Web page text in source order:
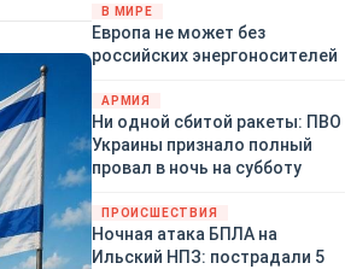
территориями Белгородской,
Брянской, Воронежской,
Курской, Липецкой,
Ростовской, Рязанской,
Самарской, Саратовской,
Тамбовской, Тульской
областей, Краснодарского
края, Республики Крым и над
акваторией Азовского моря.
В МИРЕ
Европа не может без
российских энергоносителей
АРМИЯ
Ни одной сбитой ракеты: ПВО
Украины признало полный
провал в ночь на субботу
ПРОИСШЕСТВИЯ
Ночная атака БПЛА на
Ильский НПЗ: пострадали 5